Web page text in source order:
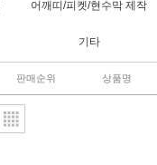
어깨띠/피켓/현수막 제작
기타
판매순위 상품명